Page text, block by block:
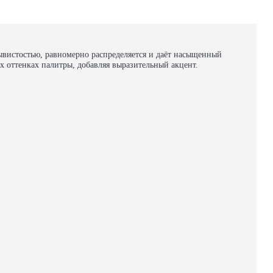
равномерно распределяется и даёт насыщенный
оттенках палитры, добавляя выразительный акцент.